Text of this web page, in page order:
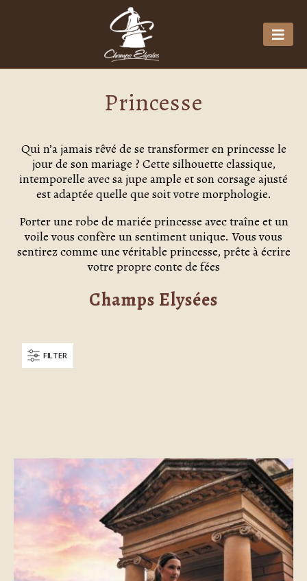
Princesse
Qui n’a jamais rêvé de se transformer en princesse le
jour de son mariage ? Cette silhouette classique,
intemporelle avec sa jupe ample et son corsage ajusté
est adaptée quelle que soit votre morphologie.
Porter une robe de mariée princesse avec traîne et un
voile vous confère un sentiment unique. Vous vous
sentirez comme une véritable princesse, prête à écrire
votre propre conte de fées
Champs Elysées
FILTER